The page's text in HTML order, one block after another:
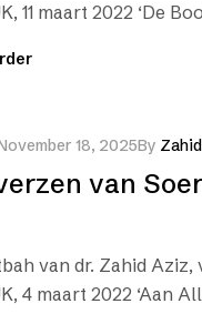
11 maart 2022 ‘De
aan hem…
18, 2025By
van
van dr. Zahid Aziz,
4 maart 2022 ‘Aan